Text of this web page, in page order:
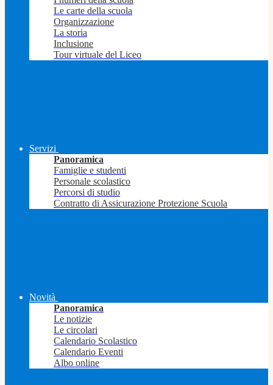
Le carte della scuola
Organizzazione
La storia
Inclusione
Tour virtuale del Liceo
Servizi
Panoramica
Famiglie e studenti
Personale scolastico
Percorsi di studio
Contratto di Assicurazione Protezione Scuola
Novità
Panoramica
Le notizie
Le circolari
Calendario Scolastico
Calendario Eventi
Albo online